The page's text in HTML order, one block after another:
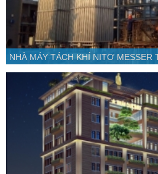
NHÀ MÁY TÁCH KHÍ NITƠ MESSER